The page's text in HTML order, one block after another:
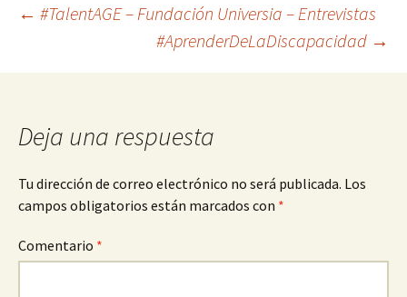
Navegación
de
entradas
← #TalentAGE – Fundación Universia – Entrevistas
#AprenderDeLaDiscapacidad →
Deja una respuesta
Tu dirección de correo electrónico no será publicada. Los
campos obligatorios están marcados con *
Comentario *